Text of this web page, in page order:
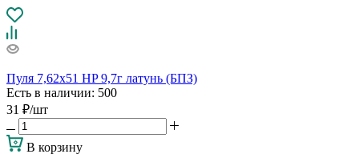
Пуля 7,62х51 HP 9,7г латунь (БПЗ)
Есть в наличии: 500
31 ₽/шт
В корзину